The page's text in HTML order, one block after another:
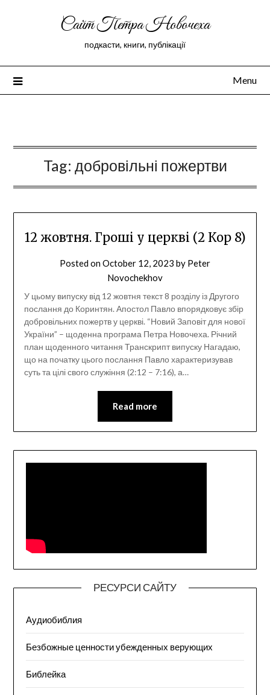
Сайт Петра Новочеха
подкасти, книги, публікації
Menu
Tag: добровільні пожертви
12 жовтня. Гроші у церкві (2 Кор 8)
Posted onOctober 12, 2023 by Peter
Novochekhov
У цьому випуску від 12 жовтня текст 8 розділу із Другого
послання до Коринтян. Апостол Павло впорядковує збір
добровільних пожертв у церкві. “Новий Заповіт для нової
України” – щоденна програма Петра Новочеха. Річний
план щоденного читання Транскрипт випуску Нагадаю,
що на початку цього послання Павло характеризував
суть та цілі свого служіння (2:12 – 7:16), а…
Read more
РЕСУРСИ САЙТУ
Аудиобиблия
Безбожные ценности убежденных верующих
Библейка